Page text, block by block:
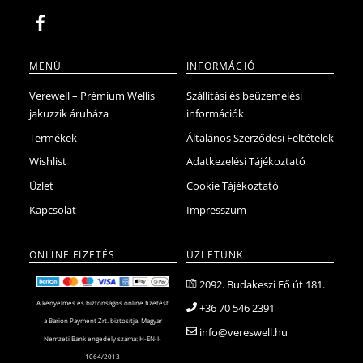
MENÜ
Verewell – Prémium Wellis
jakuzzik áruháza
Termékek
Wishlist
Üzlet
Kapcsolat
INFORMÁCIÓ
Szállítási és beüzemelési
információk
Általános Szerződési Feltételek
Adatkezelési Tájékoztató
Cookie Tájékoztató
Impresszum
ONLINE FIZETÉS
A kényelmes és biztonságos online fizetést
a Barion Payment Zrt. biztosítja. Magyar
Nemzeti Bank engedély száma: H-EN-I-
1064/2013
ÜZLETÜNK
2092. Budakeszi Fő út 181.
+36 70 546 2391
info@vereswell.hu